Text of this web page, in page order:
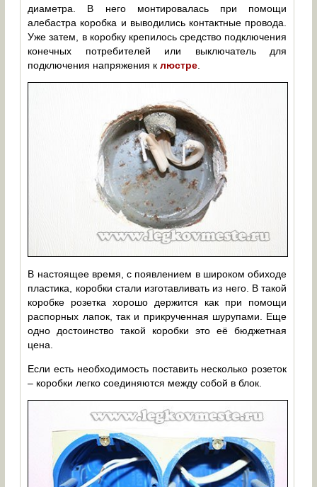
диаметра. В него монтировалась при помощи
алебастра коробка и выводились контактные провода.
Уже затем, в коробку крепилось средство подключения
конечных потребителей или выключатель для
подключения напряжения клюстре.
В настоящее время, с появлением в широком обиходе
пластика, коробки стали изготавливать из него. В такой
коробке розетка хорошо держится как при помощи
распорных лапок, так и прикрученная шурупами. Еще
одно достоинство такой коробки это её бюджетная
цена.
Если есть необходимость поставить несколько розеток
– коробки легко соединяются между собой в блок.